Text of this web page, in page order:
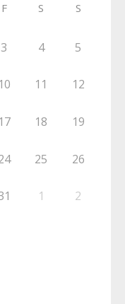
F S S
3 4 5
10 11 12
17 18 19
25 26
1 2